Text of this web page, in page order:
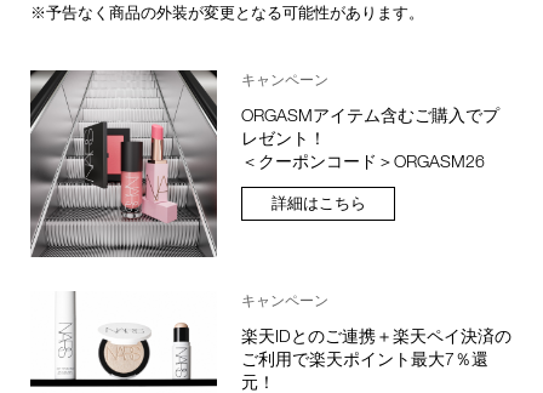
※予告なく商品の外装が変更となる可能性があります。
キャンペーン
ORGASMアイテム含むご購入でプ
レゼント！
＜クーポンコード＞ORGASM26
詳細はこちら
キャンペーン
楽天IDとのご連携＋楽天ペイ決済の
ご利用で楽天ポイント最大7％還
元！